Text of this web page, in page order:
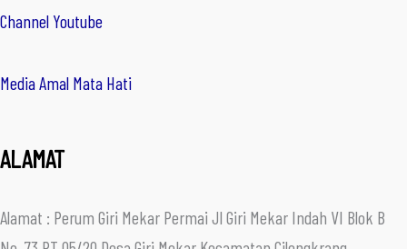
Channel Youtube
Media Amal Mata Hati
ALAMAT
Alamat : Perum Giri Mekar Permai Jl Giri Mekar Indah VI Blok B